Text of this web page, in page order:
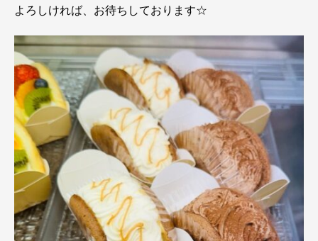
よろしければ、お待ちしております☆